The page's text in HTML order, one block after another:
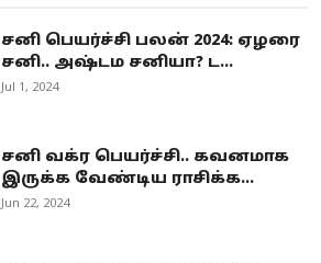
சனி பெயர்ச்சி பலன் 2024: ஏழரை
சனி.. அஷ்டம சனியா? ட...
Jul 1, 2024
சனி வக்ர பெயர்ச்சி.. கவனமாக
இருக்க வேண்டிய ராசிக்க...
Jun 22, 2024